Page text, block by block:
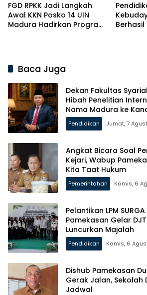
FGD RPKK Jadi Langkah
Awal KKN Posko 14 UIN
Madura Hadirkan Program
Baca Juga
Dekan Fakultas
Hibah Penelitian
Nama Madura ke
Pendidikan Jumat, 7
Angkat Bicara Soal
Kejari, Wabup
Kita Taat Hukum
Pemerintahan Kamis, 6
Pelantikan LPM SURGA
Pamekasan Gelar
Luncurkan Majalah
Pendidikan Kamis, 6
Dishub Pamekasan
Gerak Jalan, Sekolah
Jadwal